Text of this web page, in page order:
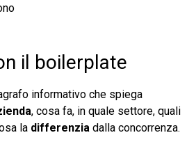
il boilerplate
informativo che spiega
, cosa fa, in quale settore, quali
la differenzia dalla concorrenza.